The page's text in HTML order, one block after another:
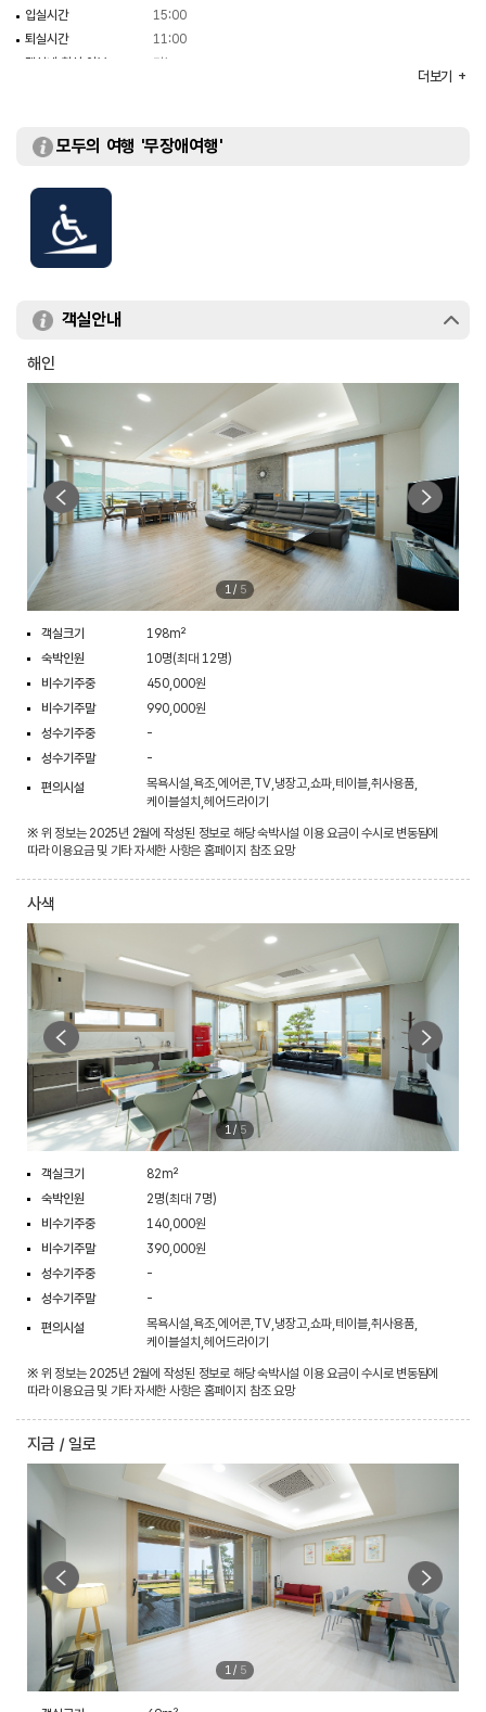
입실시간
15:00
퇴실시간
11:00
객실내 취사 여부
가능
더보기
모두의 여행 '무장애여행'
객실안내
해인
1 / 5
객실크기
198m²
숙박인원
10명(최대 12명)
비수기주중
450,000원
비수기주말
990,000원
성수기주중
-
성수기주말
-
편의시설
목욕시설,욕조,에어콘,TV,냉장고,쇼파,테이블,취사용품,
케이블설치,헤어드라이기
※ 위 정보는 2025년 2월에 작성된 정보로 해당 숙박시설 이용 요금이 수시로 변동됨에
따라 이용요금 및 기타 자세한 사항은 홈페이지 참조 요망
사색
1 /5
객실크기
82m²
숙박인원
2명(최대 7명)
비수기주중
140,000원
비수기주말
390,000원
성수기주중
-
성수기주말
-
편의시설
목욕시설,욕조,에어콘,TV,냉장고,쇼파,테이블,취사용품,
케이블설치,헤어드라이기
※ 위 정보는 2025년 2월에 작성된 정보로 해당 숙박시설 이용 요금이 수시로 변동됨에
따라 이용요금 및 기타 자세한 사항은 홈페이지 참조 요망
지금 / 일로
1 / 5